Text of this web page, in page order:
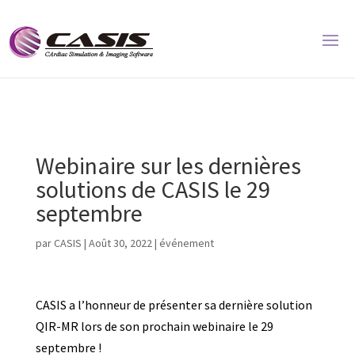
Webinaire sur les dernières
solutions de CASIS le 29
septembre
parCASIS | Août 30, 2022| événement
CASIS a l’honneur de présenter sa dernière solution
QIR-MR lors de son prochain webinaire le 29
septembre !